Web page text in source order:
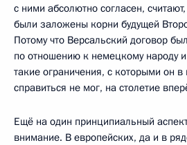
с ними абсолютно согласен,
были заложены корни будущей
Потому что Версальский договор
по отношению к немецкому народу
такие ограничения, с которыми он
справиться не мог, на столетие
Ещё на один принципиальный
внимание. В европейских, да и в